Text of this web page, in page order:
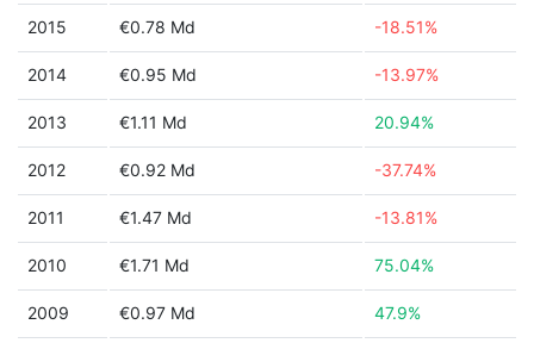
2015 €0.78 Md -18.51%
2014 €0.95 Md -13.97%
2013 €1.11 Md 20.94%
2012 €0.92 Md -37.74%
2011 €1.47 Md -13.81%
2010 €1.71 Md 75.04%
2009 €0.97 Md 47.9%